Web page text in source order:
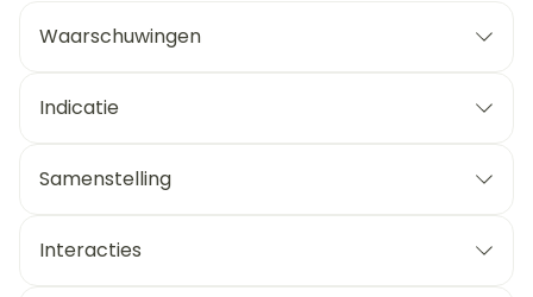
Waarschuwingen
Indicatie
Samenstelling
Interacties